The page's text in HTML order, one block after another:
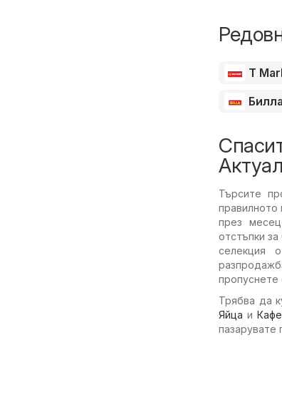
T
Билла
Търсите
правилното
през
отстъпки
селекция
пропуснете
Трябва да
Яйца и Кафе
пазарувате